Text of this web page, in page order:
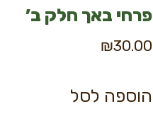
פרחי באך חלק ב’
₪30.00
הוספה לסל